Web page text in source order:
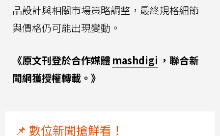
品設計與相關市場策略調整，最終規格細節
與價格仍可能出現變動。
《原文刊登於合作媒體 mashdigi ，聯合新
聞網獲授權轉載。》
📌 數位新聞搶鮮看！